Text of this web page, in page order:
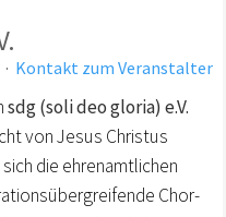
· Kontakt zum Veranstalter
sdg (soli deo gloria) e.V.
von Jesus Christus
die ehrenamtlichen
Chor-